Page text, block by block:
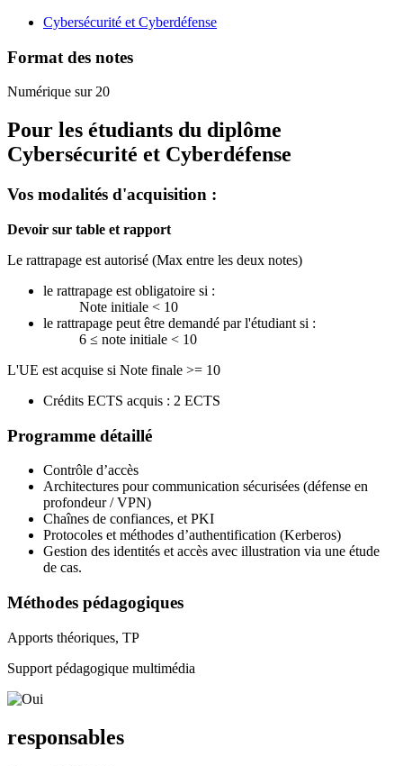
Cybersécurité et Cyberdéfense
Format des notes
Numérique sur 20
Pour les étudiants du diplôme
Cybersécurité et Cyberdéfense
Vos modalités d'acquisition :
Devoir sur table et rapport
Le rattrapage est autorisé (Max entre les deux notes)
le rattrapage est obligatoire si :
Note initiale < 10
le rattrapage peut être demandé par l'étudiant si :
6 ≤ note initiale < 10
L'UE est acquise si Note finale >= 10
Crédits ECTS acquis : 2 ECTS
Programme détaillé
Contrôle d’accès
Architectures pour communication sécurisées (défense en
profondeur / VPN)
Chaînes de confiances, et PKI
Protocoles et méthodes d’authentification (Kerberos)
Gestion des identités et accès avec illustration via une étude
de cas.
Méthodes pédagogiques
Apports théoriques, TP
Support pédagogique multimédia
responsables